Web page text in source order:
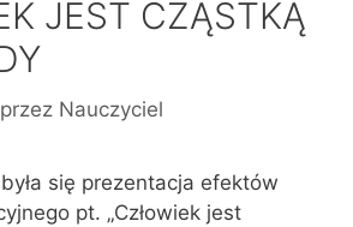
JEST CZĄSTKĄ
przez Nauczyciel
się prezentacja efektów
pt. „Człowiek jest